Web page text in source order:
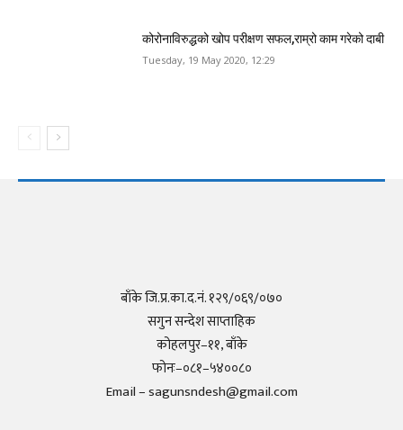
कोरोनाविरुद्धको खोप परीक्षण सफल,राम्रो काम गरेको दाबी
Tuesday, 19 May 2020, 12:29
बाँके जि.प्र.का.द.नं. १२९/०६९/०७०
सगुन सन्देश साप्ताहिक
कोहलपुर–११, बाँके
फोनः–०८१–५४००८०
Email – sagunsndesh@gmail.com